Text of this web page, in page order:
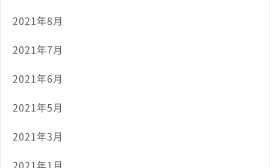
2021年8月
2021年7月
2021年6月
2021年5月
2021年3月